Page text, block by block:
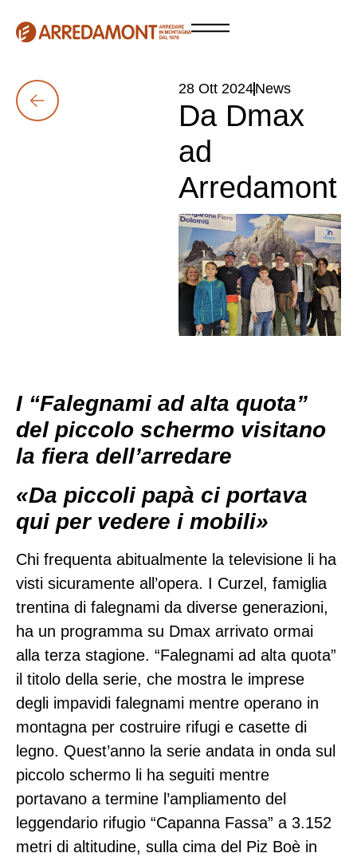
28 Ott 2024News
Da Dmax
ad
Arredamont
I “Falegnami ad alta quota”
del piccolo schermo visitano
la fiera dell’arredare
«Da piccoli papà ci portava
qui per vedere i mobili»
Chi frequenta abitualmente la televisione li ha
visti sicuramente all’opera. I Curzel, famiglia
trentina di falegnami da diverse generazioni,
ha un programma su Dmax arrivato ormai
alla terza stagione. “Falegnami ad alta quota”
il titolo della serie, che mostra le imprese
degli impavidi falegnami mentre operano in
montagna per costruire rifugi e casette di
legno. Quest’anno la serie andata in onda sul
piccolo schermo li ha seguiti mentre
portavano a termine l’ampliamento del
leggendario rifugio “Capanna Fassa” a 3.152
metri di altitudine, sulla cima del Piz Boè in